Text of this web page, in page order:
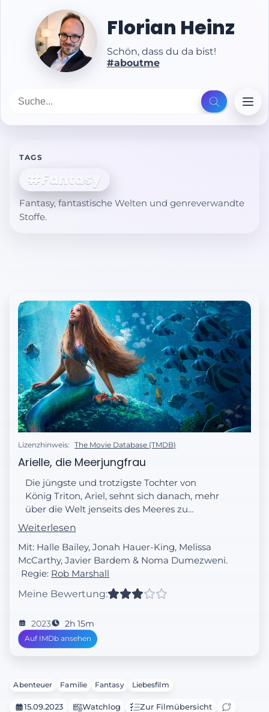
Florian Heinz
Schön, dass du da bist!
#aboutme
TAGS
#Fantasy
Fantasy, fantastische Welten und genreverwandte
Stoffe.
Lizenzhinweis: The Movie Database (TMDB)
Arielle, die Meerjungfrau
Die jüngste und trotzigste Tochter von
König Triton, Ariel, sehnt sich danach, mehr
über die Welt jenseits des Meeres zu
erfahren, und verliebt sich bei einem
Besuch an der Oberfläche in den
schneidigen Prinz Eric. Da es
Meerjungfrauen verboten ist, mit Menschen
zu interagieren, macht Ariel einen Deal mit
der bösen Meerhexe Ursula, der ihr die
Chance gibt, das Leben an Land zu erleben,
ihres Vaters – aufs Spiel setzt.
Weiterlesen
Mit: Halle Bailey, Jonah Hauer-King, Melissa
McCarthy, Javier Bardem & Noma Dumezweni.
Regie: Rob Marshall
Meine Bewertung:
2023 2h 15m
Auf IMDb ansehen
Abenteuer Familie Fantasy Liebesfilm
15.09.2023 Watchlog Zur Filmübersicht